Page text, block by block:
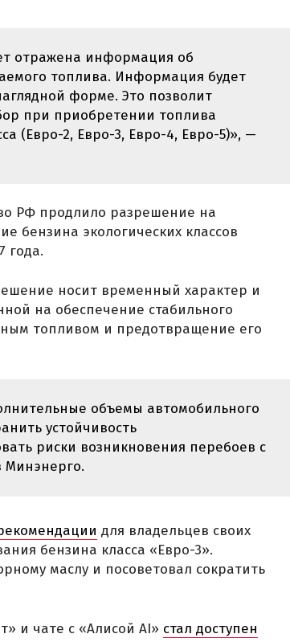
отражена информация об
топлива. Информация будет
форме. Это позволит
при приобретении топлива
(Евро-2, Евро-3, Евро-4, Евро-5)», —
РФ продлило разрешение на
бензина экологических классов
года.
носит временный характер и
на обеспечение стабильного
топливом и предотвращение его
объемы автомобильного
устойчивость
риски возникновения перебоев с
Минэнерго.
для владельцев своих
бензина класса «Евро-3».
маслу и посоветовал сократить
и чате с «Алисой AI» стал доступен